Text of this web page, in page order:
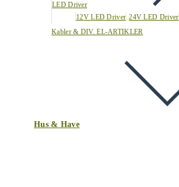
LED Driver
12V LED Driver 24V LED Driver
Kabler & DIV. EL-ARTIKLER
Hus & Have